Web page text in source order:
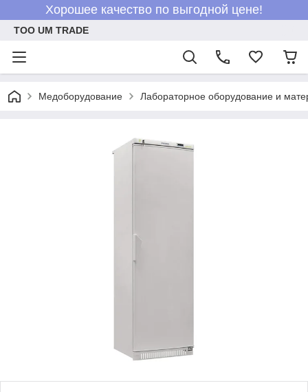
Хорошее качество по выгодной цене!
ТОО UM TRADE
Медоборудование Лабораторное оборудование и